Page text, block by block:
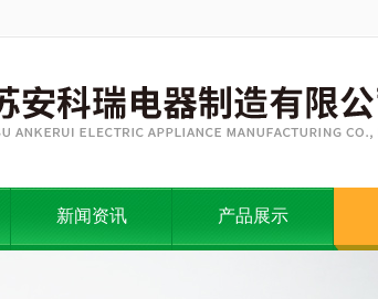
新闻资讯 产品展示